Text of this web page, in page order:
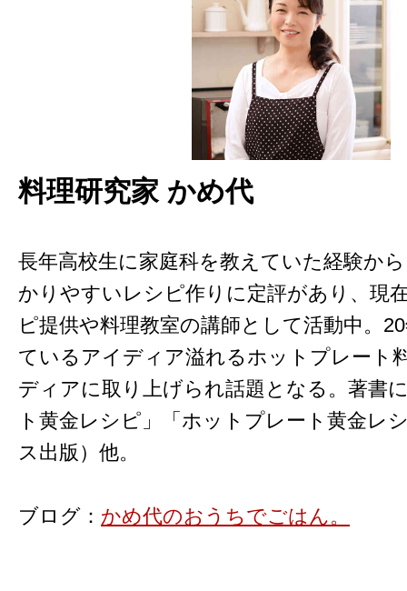
料理研究家 かめ代
長年高校生に家庭科を教えていた経験か
かりやすいレシピ作りに定評があり、現
ピ提供や料理教室の講師として活動中。
ているアイディア溢れるホットプレート
ディアに取り上げられ話題となる。著書
ト黄金レシピ」「ホットプレート黄金レ
ス出版）他。
ブログ： かめ代のおうちでごはん。